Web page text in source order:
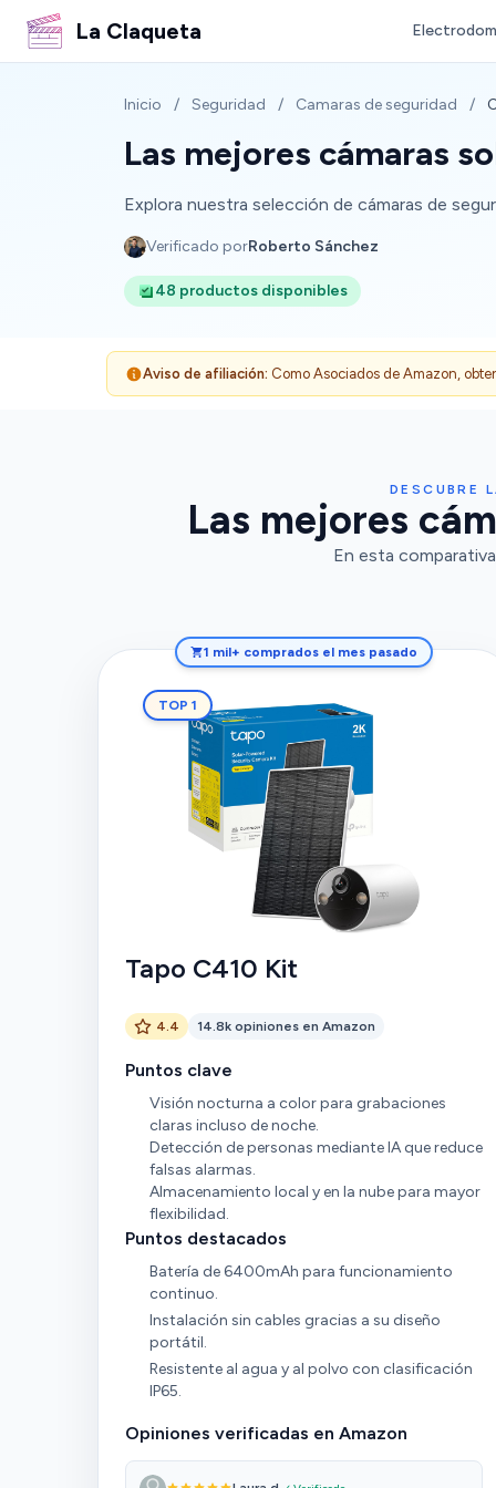
La Claqueta
Inicio / Seguridad / Camaras de seguridad /
Las mejores cámaras
Explora nuestra selección de cámaras de
Verificado porRoberto Sánchez
48 productos disponibles
Aviso de afiliación: Como Asociados de Amazon,
DESCUBRE
Las mejores
En esta
1 mil+ comprados el mes pasado
TOP 1
Tapo C410 Kit
4.4 14.8k opiniones en Amazon
Puntos clave
Visión nocturna a color para grabaciones
claras incluso de noche.
Detección de personas mediante IA que reduce
falsas alarmas.
Almacenamiento local y en la nube para mayor
flexibilidad.
Puntos destacados
Batería de 6400mAh para funcionamiento
continuo.
Instalación sin cables gracias a su diseño
portátil.
Resistente al agua y al polvo con clasificación
IP65.
Opiniones verificadas en Amazon